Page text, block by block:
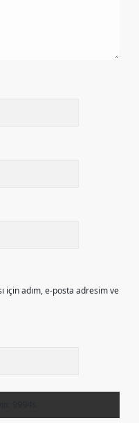
için adım, e-posta adresim ve